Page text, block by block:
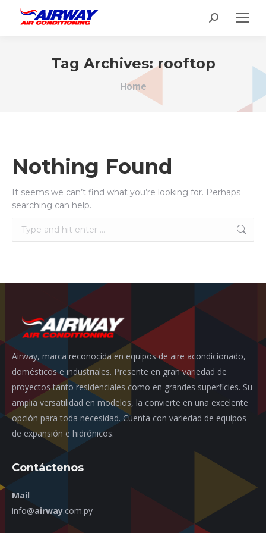
Search:
Tag Archives:rooftop
You are here:
Home
Nothing Found
It seems we can’t find what you’re looking for. Perhaps
searching can help.
Search:
Airway, marca reconocida en equipos de aire acondicionado,
domésticos e industriales. Presente en gran variedad de
proyectos tanto residenciales como en grandes superficies. Su
amplia versatilidad en modelos, la convierte en una excelente
opción para toda necesidad. Cuenta con variedad de equipos
de expansión e hidrónicos.
Contáctenos
Mail
info@airway.com.py